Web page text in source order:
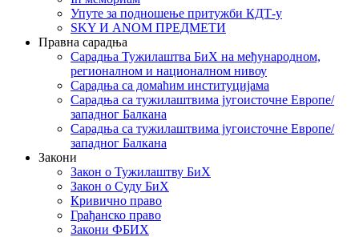
Упуте за подношење притужби КДТ-у
SKY И ANOM ПРЕДМЕТИ
Правна сарадња
Сарадња Тужилаштва БиХ на међународном,
регионалном и националном нивоу
Сарадња са домаћим институцијама
Сарадња са тужилаштвима југоисточне Европе/
западног Балкана
Сарадња са тужилаштвима југоисточне Европе/
западног Балкана
Закони
Закон о Тужилаштву БиХ
Закон о Суду БиХ
Кривично право
Грађанско право
Закони ФБИХ